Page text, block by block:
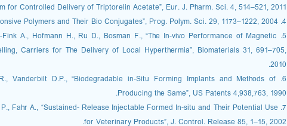
for Controlled Delivery of Triptorelin Acetate”, Eur. J. Pharm. Sci. 4, 514–521, 2011.
4. Gil E., Hudson S., “Stimuli- Reponsive Polymers and Their Bio Conjugates”, Prog. Polym. Sci. 29, 1173–1222, 2004.
Fink A., Hofmann H., Ru D., Bosman F., “The In-vivo Performance of Magnetic
Carriers for The Delivery of Local Hyperthermia”, Biomaterials 31, 691–705,
2010.
Vanderbilt D.P., “Biodegradable in-Situ Forming Implants and Methods of
Producing the Same”, US Patents 4,938,763, 1990.
P., Fahr A., “Sustained- Release Injectable Formed In-situ and Their Potential Use
for Veterinary Products”, J. Control. Release 85, 1–15, 2002.